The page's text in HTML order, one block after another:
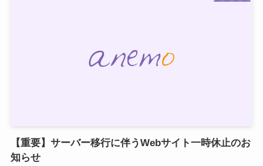
【重要】サーバー移行に伴うWebサイト一時休止のお
知らせ